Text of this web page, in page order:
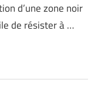
d’une zone noir
de résister à …